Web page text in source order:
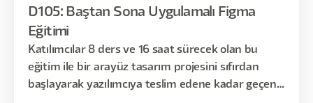
D105: Baştan Sona Uygulamalı Figma
Eğitimi
Katılımcılar 8 ders ve 16 saat sürecek olan bu
eğitim ile bir arayüz tasarım projesini sıfırdan
başlayarak yazılımcıya teslim edene kadar geçen